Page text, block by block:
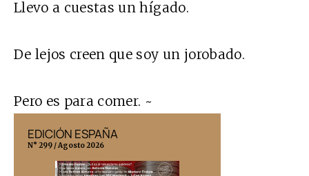
Llevo a cuestas un hígado.
De lejos creen que soy un jorobado.
Pero es para comer. ~
EDICIÓN ESPAÑA
N° 299 / Agosto 2026